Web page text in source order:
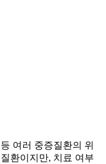
여러 중증질환의 위
환이지만, 치료 여부